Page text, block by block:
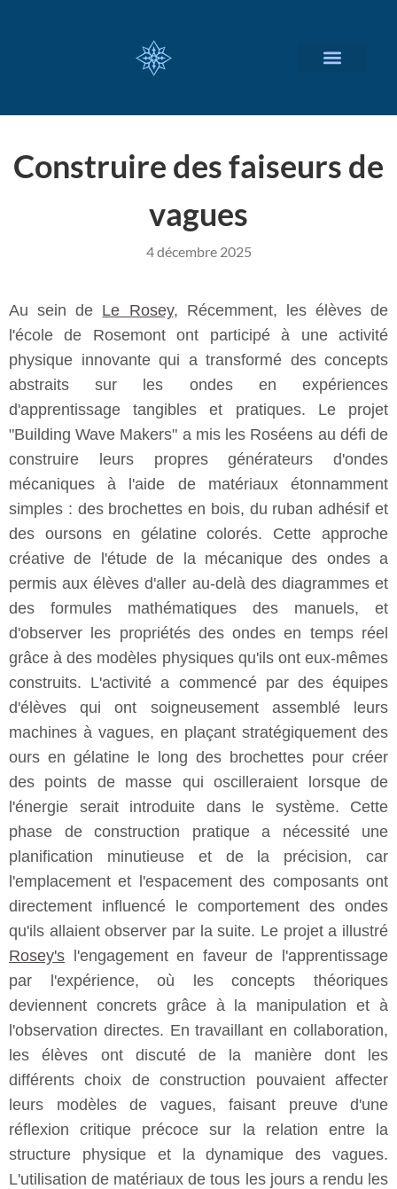
Construire des faiseurs de
vagues
4 décembre 2025
Au sein de Le Rosey, Récemment, les élèves de
l'école de Rosemont ont participé à une activité
physique innovante qui a transformé des concepts
abstraits sur les ondes en expériences
d'apprentissage tangibles et pratiques. Le projet
"Building Wave Makers" a mis les Roséens au défi de
construire leurs propres générateurs d'ondes
mécaniques à l'aide de matériaux étonnamment
simples : des brochettes en bois, du ruban adhésif et
des oursons en gélatine colorés. Cette approche
créative de l'étude de la mécanique des ondes a
permis aux élèves d'aller au-delà des diagrammes et
des formules mathématiques des manuels, et
d'observer les propriétés des ondes en temps réel
grâce à des modèles physiques qu'ils ont eux-mêmes
construits. L'activité a commencé par des équipes
d'élèves qui ont soigneusement assemblé leurs
machines à vagues, en plaçant stratégiquement des
ours en gélatine le long des brochettes pour créer
des points de masse qui oscilleraient lorsque de
l'énergie serait introduite dans le système. Cette
phase de construction pratique a nécessité une
planification minutieuse et de la précision, car
l'emplacement et l'espacement des composants ont
directement influencé le comportement des ondes
qu'ils allaient observer par la suite. Le projet a illustré
Rosey's l'engagement en faveur de l'apprentissage
par l'expérience, où les concepts théoriques
deviennent concrets grâce à la manipulation et à
l'observation directes. En travaillant en collaboration,
les élèves ont discuté de la manière dont les
différents choix de construction pouvaient affecter
leurs modèles de vagues, faisant preuve d'une
réflexion critique précoce sur la relation entre la
structure physique et la dynamique des vagues.
L'utilisation de matériaux de tous les jours a rendu les